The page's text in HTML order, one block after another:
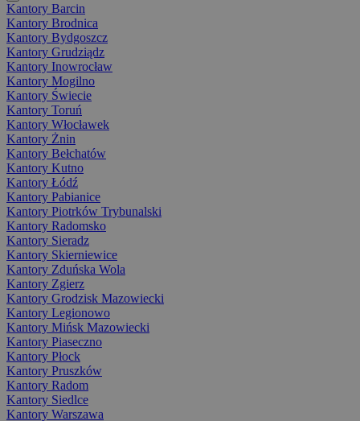
Kantory Barcin
Kantory Brodnica
Kantory Bydgoszcz
Kantory Grudziądz
Kantory Inowrocław
Kantory Mogilno
Kantory Świecie
Kantory Toruń
Kantory Włocławek
Kantory Żnin
Kantory Bełchatów
Kantory Kutno
Kantory Łódź
Kantory Pabianice
Kantory Piotrków Trybunalski
Kantory Radomsko
Kantory Sieradz
Kantory Skierniewice
Kantory Zduńska Wola
Kantory Zgierz
Kantory Grodzisk Mazowiecki
Kantory Legionowo
Kantory Mińsk Mazowiecki
Kantory Piaseczno
Kantory Płock
Kantory Pruszków
Kantory Radom
Kantory Siedlce
Kantory Warszawa